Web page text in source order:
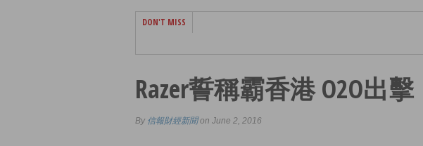
DON'T MISS
Razer誓稱霸香港 O2O出擊
By 信報財經新聞on June 2, 2016